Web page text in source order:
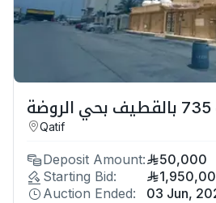
Qatif
Deposit Amount:
50,000
Starting Bid:
Auction Ended:
03 Jun,